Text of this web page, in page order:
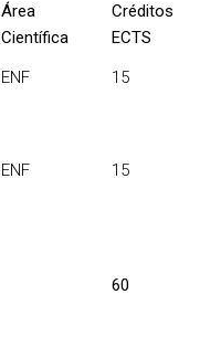
Área
Científica
Créditos
ECTS
ENF 15
ENF 15
60